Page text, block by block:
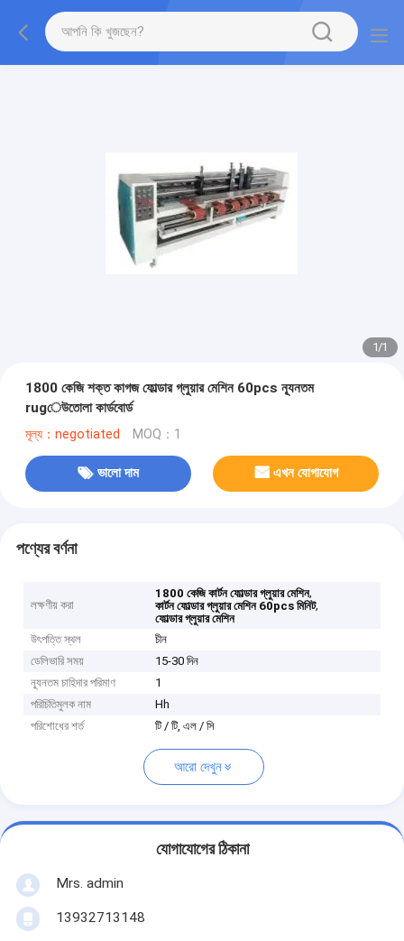
1/1
1800 কেজি শক্ত কাগজ ফোল্ডার গ্লুয়ার মেশিন 60pcs ন্যূনতম
rugেউতোলা কার্ডবোর্ড
মূল্য：negotiated MOQ：1
ভালো দাম এখন যোগাযোগ
পণ্যের বর্ণনা
লক্ষণীয় করা
1800 কেজি কার্টন ফোল্ডার গ্লুয়ার মেশিন,
কার্টন ফোল্ডার গ্লুয়ার মেশিন 60pcs মিনিট,
ফোল্ডার গ্লুয়ার মেশিন
উৎপত্তি স্থল
চীন
ডেলিভারি সময়
15-30 দিন
ন্যূনতম চাহিদার পরিমাণ
1
পরিচিতিমুলক নাম
Hh
পরিশোধের শর্ত
টি / টি, এল / সি
আরো দেখুন
যোগাযোগের ঠিকানা
Mrs. admin
13932713148